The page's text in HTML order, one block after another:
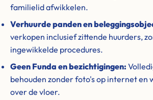
familielid afwikkelen.
Verhuurde panden en
verkopen inclusief zittende huurders,
ingewikkelde procedures.
Geen Funda en bezichtigingen:
behouden zonder foto's op internet en
over de vloer.